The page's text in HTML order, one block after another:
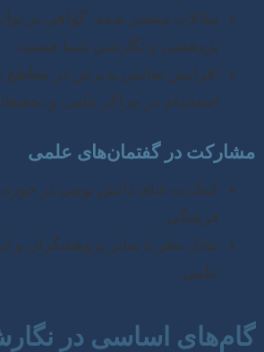
مقالات منتشر شده، گواهی بر
پژوهشی و نگارشی شما هستند.
افزایش شانس پذیرش در مقاطع
استخدام در مراکز علمی و
مشارکت در گفتمان‌های علمی
کمک به غنای دانش بومی در حوزه
فرهنگی.
تبادل نظر با سایر پژوهشگران و
علمی.
گام‌های اساسی در